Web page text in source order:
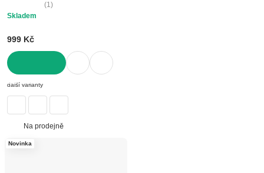
(1)
Skladem
999 Kč
DO KOŠÍKU
další varianty
Na prodejně
Novinka